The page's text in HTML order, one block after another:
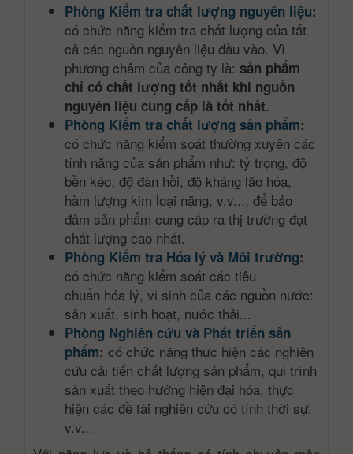
Phòng Kiểm tra chất lượng nguyên liệu:
có chức năng kiểm tra chất lượng của tất
cả các nguồn nguyên liệu đầu vào. Vì
phương châm của công ty là: sản phẩm
chỉ có chất lượng tốt nhất khi nguồn
nguyên liệu cung cấp là tốt nhất.
Phòng Kiểm tra chất lượng sản phẩm:
có chức năng kiểm soát thường xuyên các
tính năng của sản phẩm như: tỷ trọng, độ
bền kéo, độ đàn hồi, độ kháng lão hóa,
hàm lượng kim loại nặng, v.v..., để bảo
đảm sản phẩm cung cấp ra thị trường đạt
chất lượng cao nhất.
Phòng Kiểm tra Hóa lý và Môi trường:
có chức năng kiểm soát các tiêu
chuẩn hóa lý, vi sinh của các nguồn nước:
sản xuất, sinh hoạt, nước thải...
Phòng Nghiên cứu và Phát triển sản
phẩm: có chức năng thực hiện các nghiên
cứu cải tiến chất lượng sản phẩm, qui trình
sản xuất theo hướng hiện đại hóa, thực
hiện các đề tài nghiên cứu có tính thời sự.
v.v...